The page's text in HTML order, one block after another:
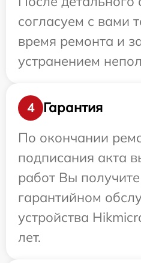
согласуем с вами
время ремонта и
устранением
4
Гарантия
По окончании
подписания акта
работ Вы
гарантийном
устройства
лет.